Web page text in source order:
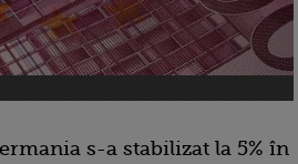
s-a stabilizat la 5% în